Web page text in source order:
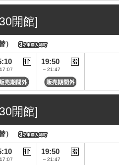
開館]
）
19:50
～21:47
開館]
）
19:50
～21:47